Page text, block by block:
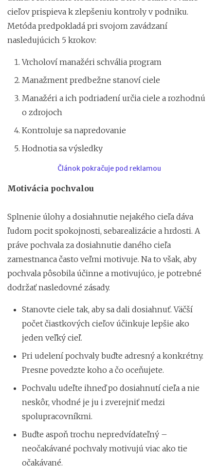
cieľov prispieva k zlepšeniu kontroly v podniku.
Metóda predpokladá pri svojom zavádzaní
nasledujúcich 5 krokov:
Vrcholoví manažéri schvália program
Manažment predbežne stanoví ciele
Manažéri a ich podriadení určia ciele a rozhodnú
o zdrojoch
Kontroluje sa napredovanie
Hodnotia sa výsledky
Článok pokračuje pod reklamou
Motivácia pochvalou
Splnenie úlohy a dosiahnutie nejakého cieľa dáva
ľudom pocit spokojnosti, sebarealizácie a hrdosti. A
práve pochvala za dosiahnutie daného cieľa
zamestnanca často veľmi motivuje. Na to však, aby
pochvala pôsobila účinne a motivujúco, je potrebné
dodržať nasledovné zásady.
Stanovte ciele tak, aby sa dali dosiahnuť. Väčší
počet čiastkových cieľov účinkuje lepšie ako
jeden veľký cieľ.
Pri udelení pochvaly buďte adresný a konkrétny.
Presne povedzte koho a čo oceňujete.
Pochvalu udeľte ihneď po dosiahnutí cieľa a nie
neskôr, vhodné je ju i zverejniť medzi
spolupracovníkmi.
Buďte aspoň trochu nepredvídateľný –
neočakávané pochvaly motivujú viac ako tie
očakávané.